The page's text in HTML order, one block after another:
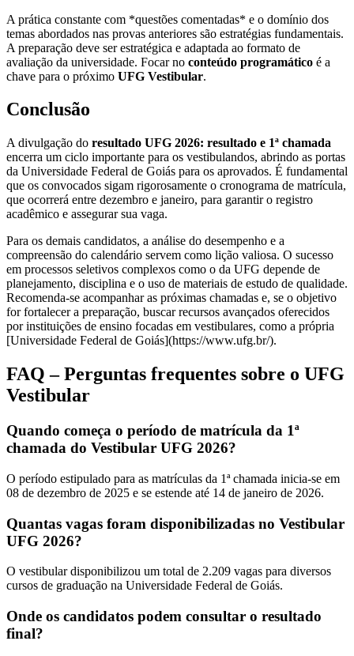
A prática constante com *questões comentadas* e o domínio dos
temas abordados nas provas anteriores são estratégias fundamentais.
A preparação deve ser estratégica e adaptada ao formato de
avaliação da universidade. Focar no conteúdo programático é a
chave para o próximo UFG Vestibular.
Conclusão
A divulgação do resultado UFG 2026: resultado e 1ª chamada
encerra um ciclo importante para os vestibulandos, abrindo as portas
da Universidade Federal de Goiás para os aprovados. É fundamental
que os convocados sigam rigorosamente o cronograma de matrícula,
que ocorrerá entre dezembro e janeiro, para garantir o registro
acadêmico e assegurar sua vaga.
Para os demais candidatos, a análise do desempenho e a
compreensão do calendário servem como lição valiosa. O sucesso
em processos seletivos complexos como o da UFG depende de
planejamento, disciplina e o uso de materiais de estudo de qualidade.
Recomenda-se acompanhar as próximas chamadas e, se o objetivo
for fortalecer a preparação, buscar recursos avançados oferecidos
por instituições de ensino focadas em vestibulares, como a própria
[Universidade Federal de Goiás](https://www.ufg.br/).
FAQ – Perguntas frequentes sobre o UFG
Vestibular
Quando começa o período de matrícula da 1ª
chamada do Vestibular UFG 2026?
O período estipulado para as matrículas da 1ª chamada inicia-se em
08 de dezembro de 2025 e se estende até 14 de janeiro de 2026.
Quantas vagas foram disponibilizadas no Vestibular
UFG 2026?
O vestibular disponibilizou um total de 2.209 vagas para diversos
cursos de graduação na Universidade Federal de Goiás.
Onde os candidatos podem consultar o resultado
final?